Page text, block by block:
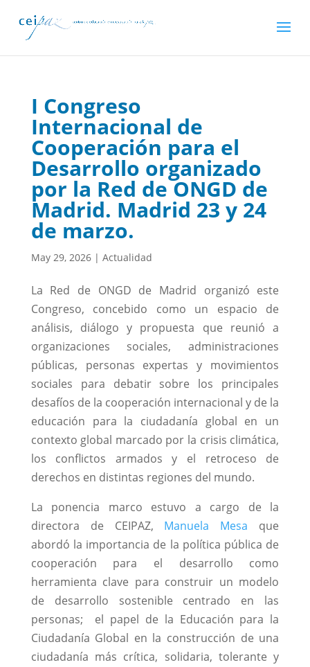
I Congreso
Internacional de
Cooperación para el
Desarrollo organizado
por la Red de ONGD de
Madrid. Madrid 23 y 24
de marzo.
May 29, 2026| Actualidad
La Red de ONGD de Madrid organizó este
Congreso, concebido como un espacio de
análisis, diálogo y propuesta que reunió a
organizaciones sociales, administraciones
públicas, personas expertas y movimientos
sociales para debatir sobre los principales
desafíos de la cooperación internacional y de la
educación para la ciudadanía global en un
contexto global marcado por la crisis climática,
los conflictos armados y el retroceso de
derechos en distintas regiones del mundo.
La ponencia marco estuvo a cargo de la
directora de CEIPAZ, Manuela Mesa que
abordó la importancia de la política pública de
cooperación para el desarrollo como
herramienta clave para construir un modelo
de desarrollo sostenible centrado en las
personas; el papel de la Educación para la
Ciudadanía Global en la construcción de una
ciudadanía más crítica, solidaria, tolerante y